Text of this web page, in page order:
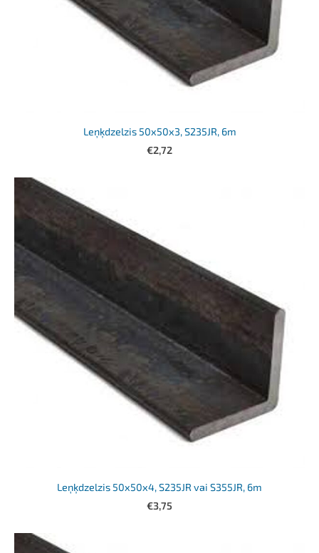
Leņķdzelzis 50x50x3, S235JR, 6m
€2,72
Leņķdzelzis 50x50x4, S235JR vai S355JR, 6m
€3,75